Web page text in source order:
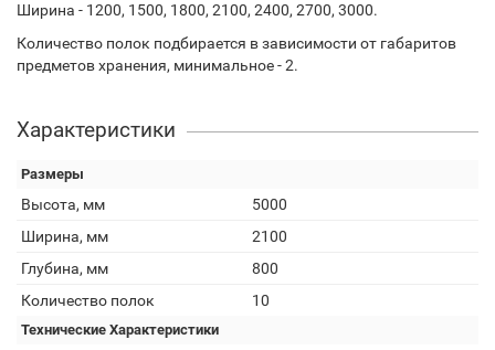
Ширина - 1200, 1500, 1800, 2100, 2400, 2700, 3000.
Количество полок подбирается в зависимости от габаритов
предметов хранения, минимальное - 2.
Характеристики
Размеры
Высота, мм
5000
Ширина, мм
2100
Глубина, мм
800
Количество полок
10
Технические Характеристики